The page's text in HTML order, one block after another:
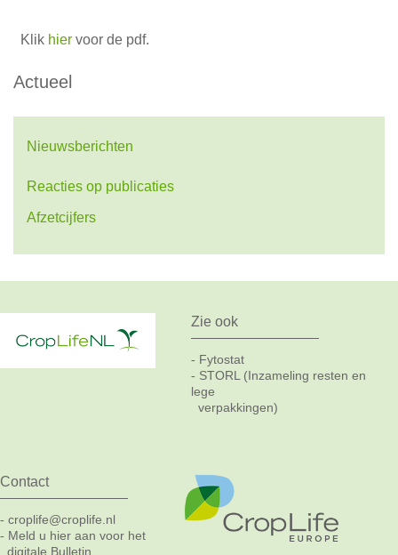
Klik hier voor de pdf.
Actueel
Nieuwsberichten
Reacties op publicaties
Afzetcijfers
Zie ook
- Fytostat
- STORL (Inzameling resten en
lege
verpakkingen)
Contact
- croplife@croplife.nl
- Meld u hier aan voor het
digitale Bulletin